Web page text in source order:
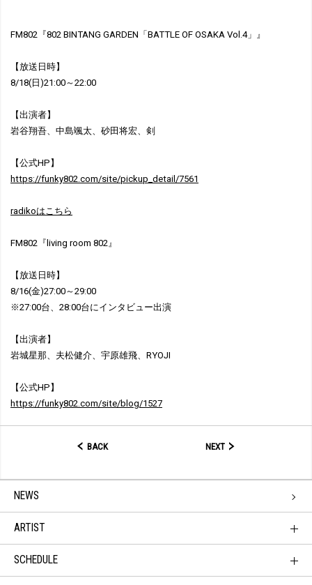
FM802『802 BINTANG GARDEN「BATTLE OF OSAKA Vol.4」』
【放送日時】
8/18(日)21:00～22:00
【出演者】
岩谷翔吾、中島颯太、砂田将宏、剣
【公式HP】
https://funky802.com/site/pickup_detail/7561
radikoはこちら
FM802『living room 802』
【放送日時】
8/16(金)27:00～29:00
※27:00台、28:00台にインタビュー出演
【出演者】
岩城星那、夫松健介、宇原雄飛、RYOJI
【公式HP】
https://funky802.com/site/blog/1527
BACK NEXT
NEWS
ARTIST
SCHEDULE